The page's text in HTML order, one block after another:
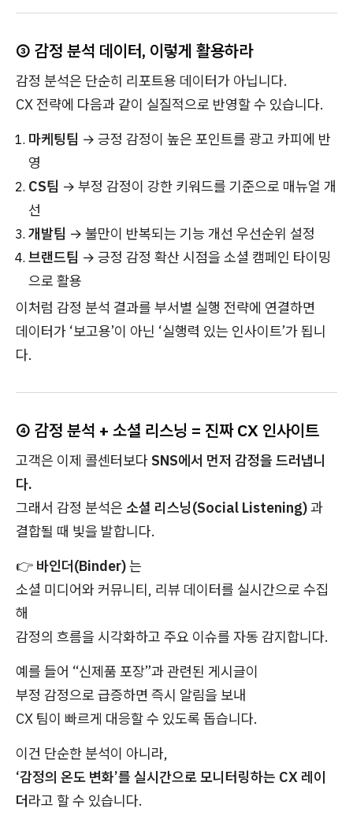
③ 감정 분석 데이터, 이렇게 활용하라
감정 분석은 단순히 리포트용 데이터가 아닙니다.
CX 전략에 다음과 같이 실질적으로 반영할 수 있습니다.
마케팅팀 → 긍정 감정이 높은 포인트를 광고 카피에 반
영
CS팀 → 부정 감정이 강한 키워드를 기준으로 매뉴얼 개
선
개발팀 → 불만이 반복되는 기능 개선 우선순위 설정
브랜드팀 → 긍정 감정 확산 시점을 소셜 캠페인 타이밍
으로 활용
이처럼 감정 분석 결과를 부서별 실행 전략에 연결하면
데이터가 ‘보고용’이 아닌 ‘실행력 있는 인사이트’가 됩니
다.
④ 감정 분석 + 소셜 리스닝 = 진짜 CX 인사이트
고객은 이제 콜센터보다 SNS에서 먼저 감정을 드러냅니
다.
그래서 감정 분석은 소셜 리스닝(Social Listening)과
결합될 때 빛을 발합니다.
👉 바인더(Binder)는
소셜 미디어와 커뮤니티, 리뷰 데이터를 실시간으로 수집
해
감정의 흐름을 시각화하고 주요 이슈를 자동 감지합니다.
예를 들어 “신제품 포장”과 관련된 게시글이
부정 감정으로 급증하면 즉시 알림을 보내
CX 팀이 빠르게 대응할 수 있도록 돕습니다.
이건 단순한 분석이 아니라,
‘감정의 온도 변화’를 실시간으로 모니터링하는 CX 레이
더라고 할 수 있습니다.